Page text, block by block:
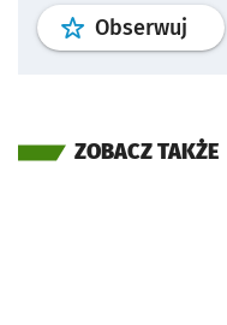
Obserwuj profil
ZOBACZ TAKŻE